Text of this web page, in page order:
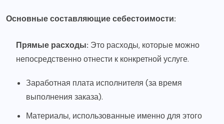
Основные составляющие себестоимости:
Прямые расходы: Это расходы, которые можно
непосредственно отнести к конкретной услуге.
Заработная плата исполнителя (за время
выполнения заказа).
Материалы, использованные именно для этого